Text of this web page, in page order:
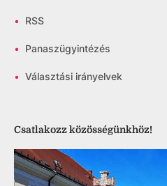
• RSS
• Panaszügyintézés
• Választási irányelvek
Csatlakozz közösségünkhöz!